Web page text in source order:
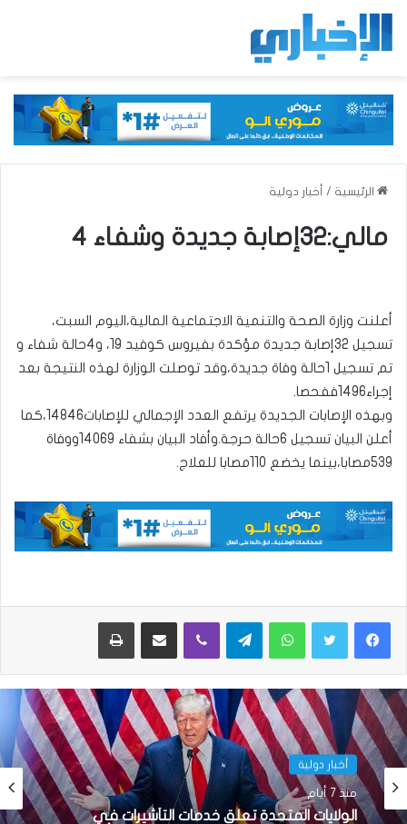
الرئيسية / أخبار دولية
مالي:32إصابة جديدة وشفاء 4
أعلنت وزارة الصحة والتنمية الاجتماعية المالية،اليوم السبت،
تسجيل 32إصابة جديدة مؤكدة بفيروس كوفيد 19، و4حالة شفاء و
تم تسجيل 1حالة وفاة جديدة،وقد توصلت الوزارة لهذه النتيجة بعد
إجراء1496ففحصا.
وبهذه الإصابات الجديدة يرتفع العدد الإجمالي للإصابات14846،كما
أعلن البيان تسجيل 6حالة حرجة.وأفاد البيان بشفاء 14069ووفاة
539مصابا،بينما يخضع 110مصابا للعلاج.
واتساب تيلقرام ڤايبر مشاركة عبر البريد طباعة
أخبار دولية
منذ 7 أيام
الولايات المتحدة تعلق خدمات التأشيرات في